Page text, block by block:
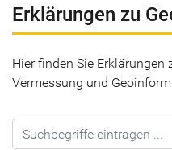
Erklärungen zu
Hier finden Sie Erklärungen
Vermessung und